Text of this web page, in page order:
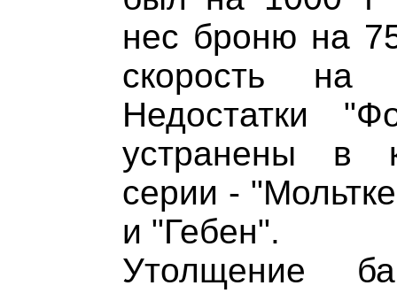
нес броню на
скорость
Недостатки
устранены в
серии -
и "Гебен".
Утолщение